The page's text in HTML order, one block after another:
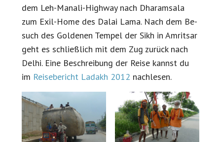
dem Leh-Man­ali-High­way nach Dharam­sala
zum Exil-Home des Dalai Lama. Nach dem Be­
such des Gold­e­nen Tem­pel der Sikh in Am­rit­sar
geht es schließlich mit dem Zug zurück nach
Del­hi. Eine Beschrei­bung der Reise kannst du
im Reise­bericht Ladakh 2012 nachlesen.